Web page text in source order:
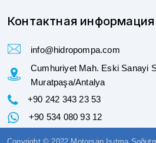
Контактная информация
info@hidropompa.com
Cumhuriyet Mah. Eski Sanayi
Muratpaşa/Antalya
+90 242 343 23 53
+90 534 080 93 12